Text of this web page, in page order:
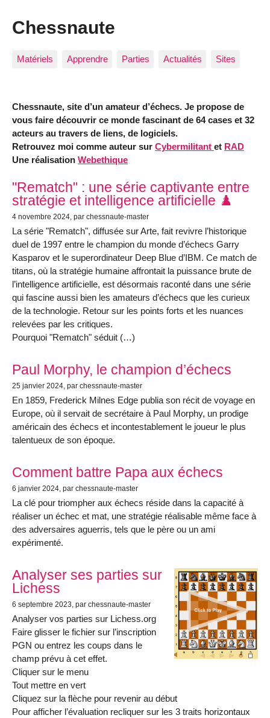
Chessnaute
Matériels Apprendre Parties Actualités Sites
Chessnaute, site d’un amateur d’échecs. Je propose de
vous faire découvrir ce monde fascinant de 64 cases et 32
acteurs au travers de liens, de logiciels.
Retrouvez moi comme auteur sur Cybermilitant et RAD
Une réalisation Webethique
Articles les plus récents
"Rematch" : une série captivante entre
stratégie et intelligence artificielle ♟️
4 novembre 2024, par chessnaute-master
La série "Rematch", diffusée sur Arte, fait revivre l’historique
duel de 1997 entre le champion du monde d’échecs Garry
Kasparov et le superordinateur Deep Blue d’IBM. Ce match de
titans, où la stratégie humaine affrontait la puissance brute de
l’intelligence artificielle, est désormais raconté dans une série
qui fascine aussi bien les amateurs d’échecs que les curieux
de la technologie. Retour sur les points forts et les nuances
relevées par les critiques.
Pourquoi "Rematch" séduit (…)
Paul Morphy, le champion d’échecs
25 janvier 2024, par chessnaute-master
En 1859, Frederick Milnes Edge publia son récit de voyage en
Europe, où il servait de secrétaire à Paul Morphy, un prodige
américain des échecs et incontestablement le joueur le plus
talentueux de son époque.
Comment battre Papa aux échecs
6 janvier 2024, par chessnaute-master
La clé pour triompher aux échecs réside dans la capacité à
réaliser un échec et mat, une stratégie réalisable même face à
des adversaires aguerris, tels que le père ou un ami
expérimenté.
Analyser ses parties sur
Lichess
6 septembre 2023, par chessnaute-master
Analyser vos parties sur Lichess.org
Faire glisser le fichier sur l’inscription
PGN ou entrez les coups dans le
champ prévu à cet effet.
Cliquer sur le menu
Tout mettre en vert
Cliquez sur la flèche pour revenir au début
Pour afficher l’évaluation recliquer sur les 3 traits horizontaux